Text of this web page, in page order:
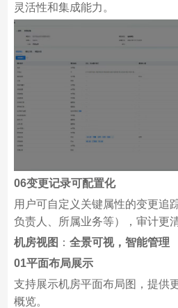
灵活性和集成能力。
06变更记录可配置化
用户可自定义关键属性的变更追
负责人、所属业务等），审计更清
机房视图 ： 全景可视，智能管理
01平面布局展示
支持展示机房平面布局图，提供
概览。